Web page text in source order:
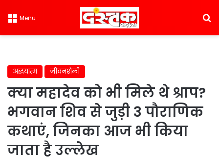
Menu
अद्धयात्म जीवनशैली
क्या महादेव को भी मिले थे श्राप?
भगवान शिव से जुड़ी 3 पौराणिक
कथाएं, जिनका आज भी किया
जाता है उल्लेख